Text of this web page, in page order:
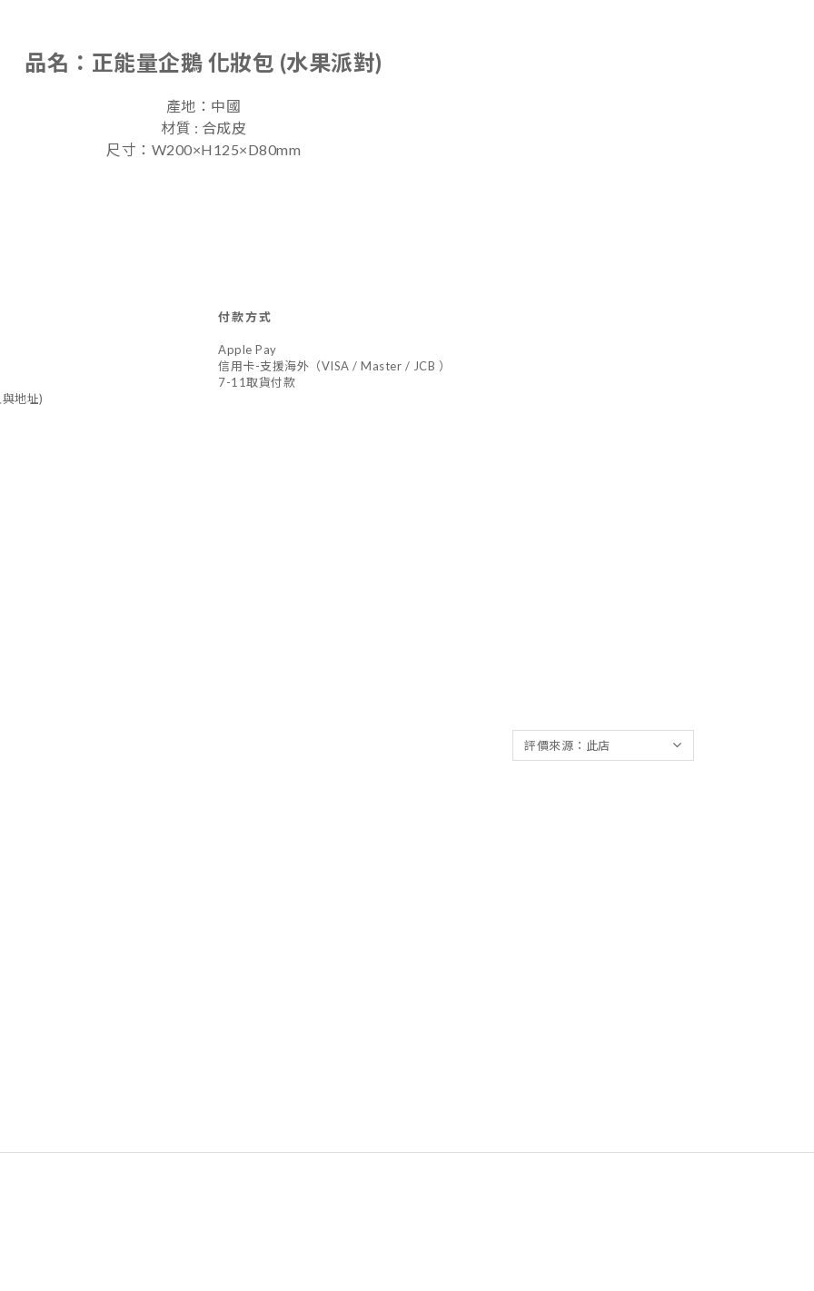
品名：正能量企鵝 化妝包 (水果派對)
產地：中國
材質 : 合成皮
尺寸：W200×H125×D80mm
地址)
付款方式
Apple Pay
信用卡-支援海外（VISA / Master / JCB ）
7-11取貨付款